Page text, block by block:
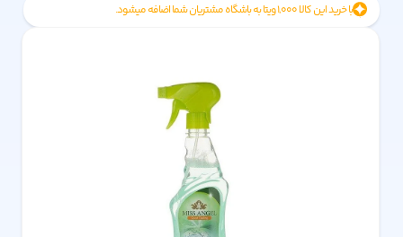
با خرید این کالا1,000ویتا به باشگاه مشتریان شما اضافه میشود.